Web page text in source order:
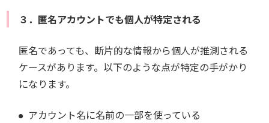
３．匿名アカウントでも個人が特定される
匿名であっても、断片的な情報から個人が推測される
ケースがあります。以下のような点が特定の手がかり
になります。
アカウント名に名前の一部を使っている